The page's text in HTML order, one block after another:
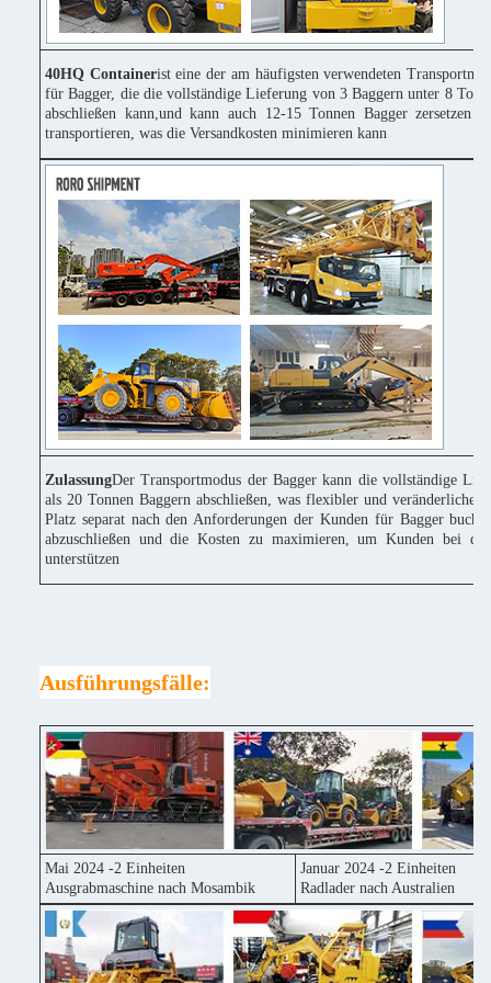
40HQ Containerist eine der am häufigsten verwendeten
für Bagger, die die vollständige Lieferung von 3 Baggern unter 8
abschließen kann,und kann auch 12-15 Tonnen Bagger zersetzen
transportieren, was die Versandkosten minimieren kann
ZulassungDer Transportmodus der Bagger kann die vollständige
als 20 Tonnen Baggern abschließen, was flexibler und veränderlicher
Platz separat nach den Anforderungen der Kunden für Bagger
abzuschließen und die Kosten zu maximieren, um Kunden bei
unterstützen
Ausführungsfälle:
Mai 2024 -2 Einheiten
Ausgrabmaschine nach Mosambik
Januar 2024 -2 Einheiten
Radlader nach Australien